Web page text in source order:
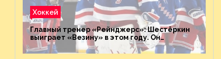
Хоккей
Главный тренер «Рейнджерс»: Шестёркин
выиграет «Везину» в этом году. Он
невероятен